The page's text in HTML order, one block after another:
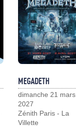
MEGADETH
dimanche 21 mars
2027
Zénith Paris - La
Villette